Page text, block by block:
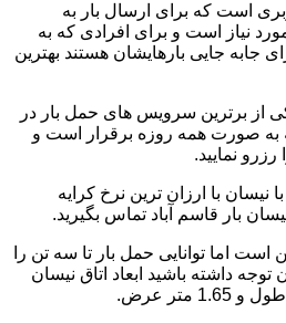
است که برای ارسال بار به
نیاز است و برای افرادی که به
جابه جایی بارهایشان هستند بهترین
از برترین سرویس های حمل بار در
به صورت همه روزه برقرار است و
رزرو نمایید.
نیسان با ارزان ترین نرخ کرایه
بار قاسم آباد تماس بگیرید.
نیسان ها معمولا 2 تن است اما توانایی حمل بار تا سه تن را
توجه داشته باشید ابعاد اتاق نیسان